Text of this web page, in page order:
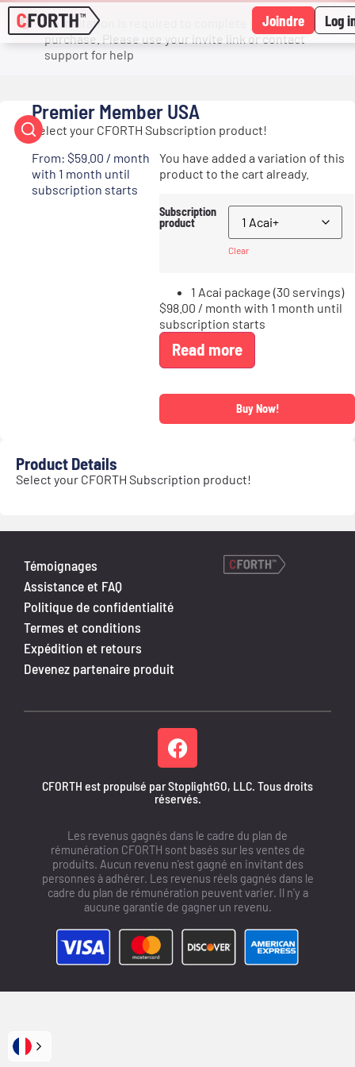
Joindre Log
An invitation is required to complete your
purchase. Please use your invite link or contact
support for help
Premier Member USA
Select your CFORTH Subscription product!
From: $59.00 / month
with 1 month until
subscription starts
You have added a variation of this
product to the cart already.
Subscription
product
Clear
1 Acai package (30 servings)
$98.00 / month with 1 month until
subscription starts
Read more
Buy Now!
Product Details
Select your CFORTH Subscription product!
Témoignages
Assistance et FAQ
Politique de confidentialité
Termes et conditions
Expédition et retours
Devenez partenaire produit
CFORTH est propulsé par StoplightGO, LLC. Tous droits
réservés.
Les revenus gagnés dans le cadre du plan de
rémunération CFORTH sont basés sur les ventes de
produits. Aucun revenu n'est gagné en invitant des
personnes à adhérer. Les revenus réels gagnés dans le
cadre du plan de rémunération peuvent varier. Il n'y a
aucune garantie de gagner un revenu.